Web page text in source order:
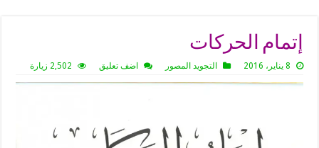
إتمام الحركات
8 يناير، 2016 التجويد المصور اضف تعليق 2,502 زيارة